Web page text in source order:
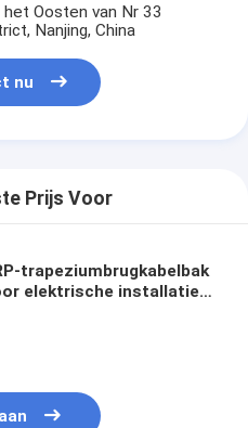
Oosten van Nr 33
Nanjing, China
nu
Prijs Voor
trapeziumbrugkabelbak
elektrische installaties